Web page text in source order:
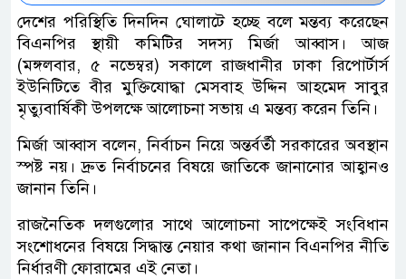
দেশের পরিস্থিতি দিনদিন ঘোলাটে হচ্ছে বলে মন্তব্য করেছেন
বিএনপির স্থায়ী কমিটির সদস্য মির্জা আব্বাস। আজ
(মঙ্গলবার, ৫ নভেম্বর) সকালে রাজধানীর ঢাকা রিপোর্টার্স
ইউনিটিতে বীর মুক্তিযোদ্ধা মেসবাহ উদ্দিন আহমেদ সাবুর
মৃত্যুবার্ষিকী উপলক্ষে আলোচনা সভায় এ মন্তব্য করেন তিনি।
মির্জা আব্বাস বলেন, নির্বাচন নিয়ে অন্তর্বর্তী সরকারের অবস্থান
স্পষ্ট নয়। দ্রুত নির্বাচনের বিষয়ে জাতিকে জানানোর আহ্বানও
জানান তিনি।
রাজনৈতিক দলগুলোর সাথে আলোচনা সাপেক্ষেই সংবিধান
সংশোধনের বিষয়ে সিদ্ধান্ত নেয়ার কথা জানান বিএনপির নীতি
নির্ধারণী ফোরামের এই নেতা।